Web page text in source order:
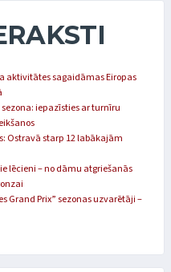
aktivitātes sagaidāmas Eiropas
iepazīsties ar turnīru
Ostravā starp 12 labākajām
lēcieni – no dāmu atgriešanās
Grand Prix” sezonas uzvarētāji –